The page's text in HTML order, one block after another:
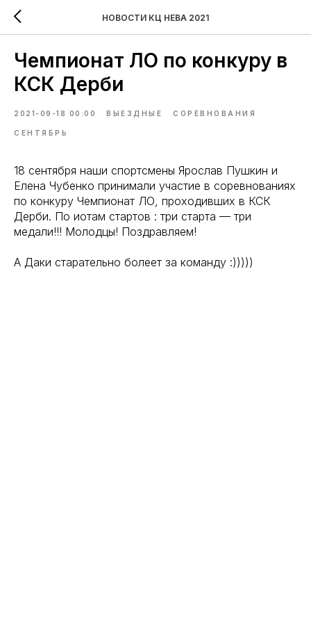
НОВОСТИ КЦ НЕВА 2021
Чемпионат ЛО по конкуру в
КСК Дерби
2021-09-18 00:00 ВЫЕЗДНЫЕ СОРЕВНОВАНИЯ
СЕНТЯБРЬ
18 сентября наши спортсмены Ярослав Пушкин и
Елена Чубенко принимали участие в соревнованиях
по конкуру Чемпионат ЛО, проходивших в КСК
Дерби. По иотам стартов : три старта — три
медали!!! Молодцы! Поздравляем!
А Даки старательно болеет за команду :)))))